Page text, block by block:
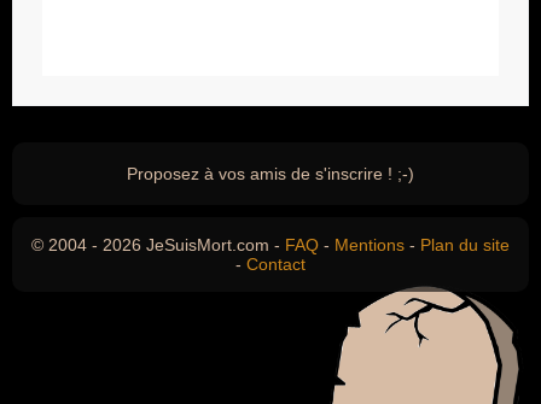
Proposez à vos amis de s'inscrire ! ;-)
© 2004 - 2026 JeSuisMort.com - FAQ - Mentions - Plan du site
- Contact